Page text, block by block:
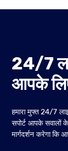
24/7
आपके
हमारा मुफ्त 24/7
सपोर्ट आपके सवालों
मार्गदर्शन करेगा कि